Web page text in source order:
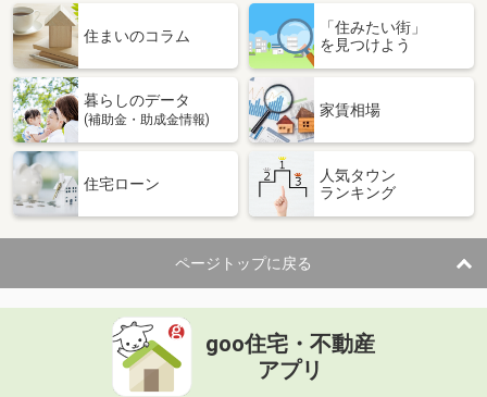
価 格
4.70万円
宮崎県宮崎市霧島３丁目
専有面積 23.71m²
間取り
宮崎県宮崎市花ケ島町笹原
住 所
宮崎県宮崎市花ケ島町笹原
専有面積 28.15m²
間取り
1K
宮崎県宮崎市学園木花台桜１
価 格
住 所
宮崎県宮崎市学園木花台桜１
住まいのコラム
「住みたい街」
を見つけよう
暮らしのデータ
(補助金・助成金情報)
家賃相場
住宅ローン
人気タウン
ランキング
ページトップに戻る
goo住宅・不動産
アプリ